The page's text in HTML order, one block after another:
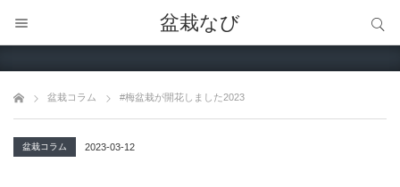
盆栽なび
盆栽コラム #梅盆栽が開花しました2023
盆栽コラム 2023-03-12
サイト内検索